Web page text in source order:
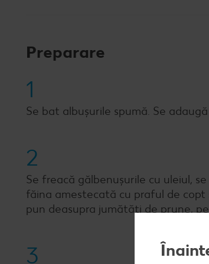
Preparare
1
Se bat albușurile spumă. Se
2
Se freacă gălbenușurile cu uleiul,
făina amestecată cu praful de copt
pun deasupra jumătăți de prune,
3